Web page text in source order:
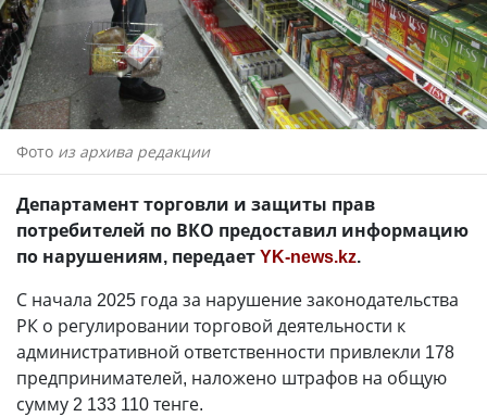
Фото из архива редакции
Департамент торговли и защиты прав
потребителей по ВКО предоставил информацию
по нарушениям, передаетYK-news.kz.
С начала 2025 года за нарушение законодательства
РК о регулировании торговой деятельности к
административной ответственности привлекли 178
предпринимателей, наложено штрафов на общую
сумму 2 133 110 тенге.